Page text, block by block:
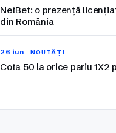
NetBet: o prezență
din România
26 iun NOUTĂȚI
Cota 50 la orice pariu 1X2